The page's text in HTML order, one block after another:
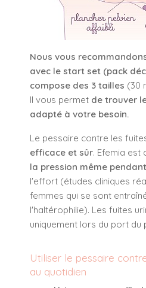
Nous vous
avec le start set (pack
compose des 3 tailles (30
Il vous permet de trouver
adapté à votre besoin.
Le pessaire contre les
efficace et sûr. Efemia est
la pression même
l'effort (études cliniques
femmes qui se sont
l'haltérophilie). Les fuites
uniquement lors du port du
Utiliser le pessaire
au quotidien